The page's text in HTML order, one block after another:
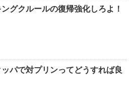
ングクルールの復帰強化しろよ！
ッパで対プリンってどうすれば良